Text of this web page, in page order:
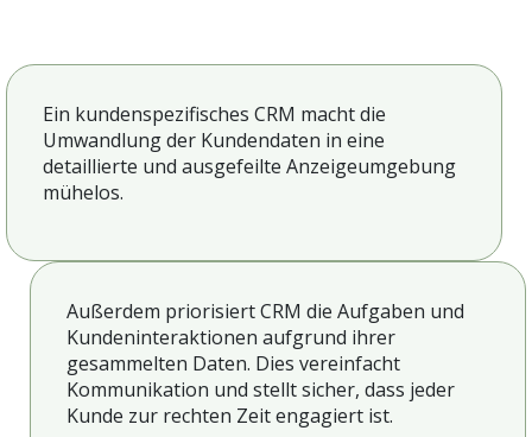
Ein kundenspezifisches CRM macht die
Umwandlung der Kundendaten in eine
detaillierte und ausgefeilte Anzeigeumgebung
mühelos.
Außerdem priorisiert CRM die Aufgaben und
Kundeninteraktionen aufgrund ihrer
gesammelten Daten. Dies vereinfacht
Kommunikation und stellt sicher, dass jeder
Kunde zur rechten Zeit engagiert ist.